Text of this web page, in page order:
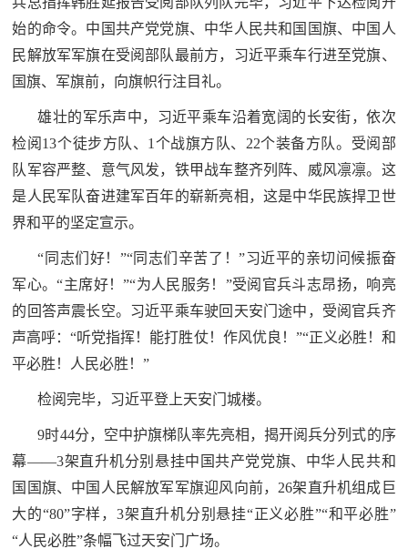
始的命令。中国共产党党旗、中华人民共和国国旗、中国人
民解放军军旗在受阅部队最前方，习近平乘车行进至党旗、
国旗、军旗前，向旗帜行注目礼。
雄壮的军乐声中，习近平乘车沿着宽阔的长安街，依次
检阅13个徒步方队、1个战旗方队、22个装备方队。受阅部
队军容严整、意气风发，铁甲战车整齐列阵、威风凛凛。这
是人民军队奋进建军百年的崭新亮相，这是中华民族捍卫世
界和平的坚定宣示。
“同志们好！”“同志们辛苦了！”习近平的亲切问候振奋
军心。“主席好！”“为人民服务！”受阅官兵斗志昂扬，响亮
的回答声震长空。习近平乘车驶回天安门途中，受阅官兵齐
声高呼：“听党指挥！能打胜仗！作风优良！”“正义必胜！和
平必胜！人民必胜！”
检阅完毕，习近平登上天安门城楼。
9时44分，空中护旗梯队率先亮相，揭开阅兵分列式的序
幕——3架直升机分别悬挂中国共产党党旗、中华人民共和
国国旗、中国人民解放军军旗迎风向前，26架直升机组成巨
大的“80”字样，3架直升机分别悬挂“正义必胜”“和平必胜”
“人民必胜”条幅飞过天安门广场。